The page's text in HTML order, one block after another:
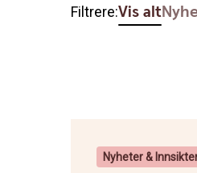
Filtrere:Vis alt
Nyheter &